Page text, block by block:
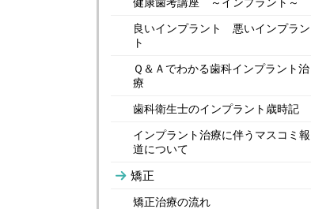
良いインプラント 悪いインプラン
ト
Ｑ＆Ａでわかる歯科インプラント治
療
歯科衛生士のインプラント歳時記
インプラント治療に伴うマスコミ報
道について
矯正
矯正治療の流れ